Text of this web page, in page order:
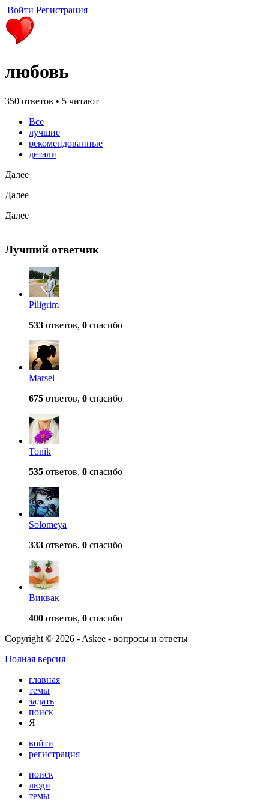
Войти Регистрация
любовь
350 ответов • 5 читают
Все
лучшие
рекомендованные
детали
Далее
Далее
Далее
Лучший ответчик
Piligrim
533 ответов, 0 спасибо
Marsel
675 ответов, 0 спасибо
Tonik
535 ответов, 0 спасибо
Solomeya
333 ответов, 0 спасибо
Виквак
400 ответов, 0 спасибо
Copyright © 2026 - Askee - вопросы и ответы
Полная версия
главная
темы
задать
поиск
Я
войти
регистрация
поиск
люди
темы